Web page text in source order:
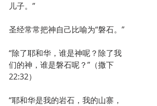
儿子。”
圣经常常把神自己比喻为“磐石。”
“除了耶和华，谁是神呢？除了我
们的神，谁是磐石呢？”（撒下
22:32）
“耶和华是我的岩石，我的山寨，